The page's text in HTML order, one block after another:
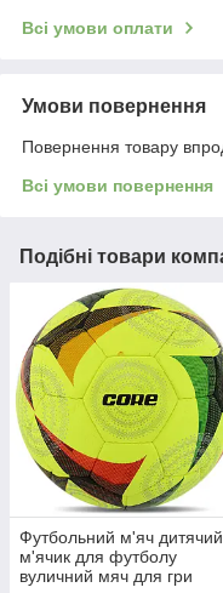
Всі умови оплати
Умови повернення
Повернення товару
Всі умови повернення
Подібні товари
Футбольний м'яч дитячий
м'ячик для футболу
вуличний мяч для гри